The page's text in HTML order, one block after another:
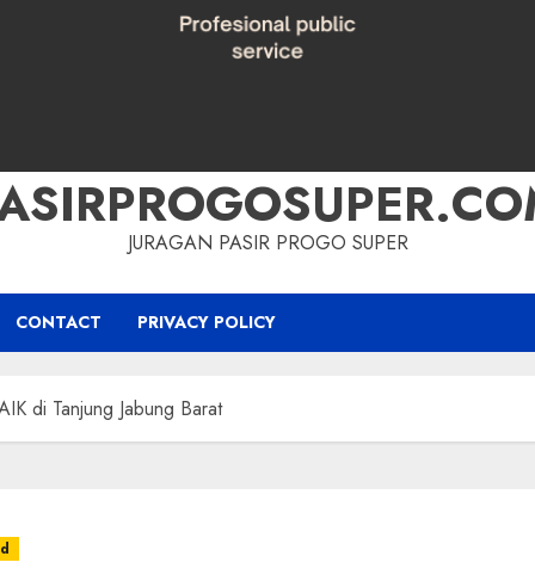
JURAGAN PASIR PROGO SUPER
CONTACT PRIVACY POLICY
di Tanjung Jabung Barat